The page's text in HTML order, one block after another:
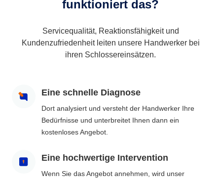
funktioniert das?
Servicequalität, Reaktionsfähigkeit und
Kundenzufriedenheit leiten unsere Handwerker bei
ihren Schlossereinsätzen.
Eine schnelle Diagnose
Dort analysiert und versteht der Handwerker Ihre
Bedürfnisse und unterbreitet Ihnen dann ein
kostenloses Angebot.
Eine hochwertige Intervention
Wenn Sie das Angebot annehmen, wird unser